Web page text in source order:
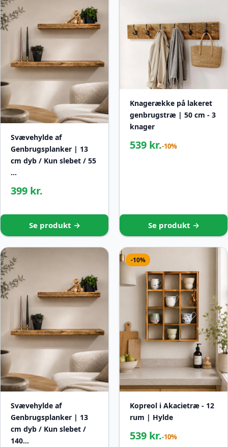
Svævehylde af
Genbrugsplanker | 13
cm dyb / Kun slebet / 55
…
399 kr.
Se produkt →
Knagerække på lakeret
genbrugstræ | 50 cm - 3
knager
539 kr.-10%
Se produkt →
Svævehylde af
Genbrugsplanker | 13
cm dyb / Kun slebet /
140…
-10%
Kopreol i Akacietræ - 12
rum | Hylde
539 kr.-10%